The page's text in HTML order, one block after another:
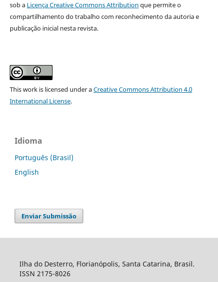
sob a Licença Creative Commons Attribution que permite o
compartilhamento do trabalho com reconhecimento da autoria e
publicação inicial nesta revista.
This work is licensed under aCreative Commons Attribution 4.0
International License.
Idioma
Português (Brasil)
English
Enviar Submissão
Ilha do Desterro, Florianópolis, Santa Catarina, Brasil.
ISSN 2175-8026